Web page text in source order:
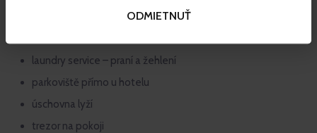
ODMIETNUŤ
Výhody hotelu Tri Studničky - adult friendly, Jasná
laundry service – praní a žehlení
parkoviště přímo u hotelu
úschovna lyží
trezor na pokoji